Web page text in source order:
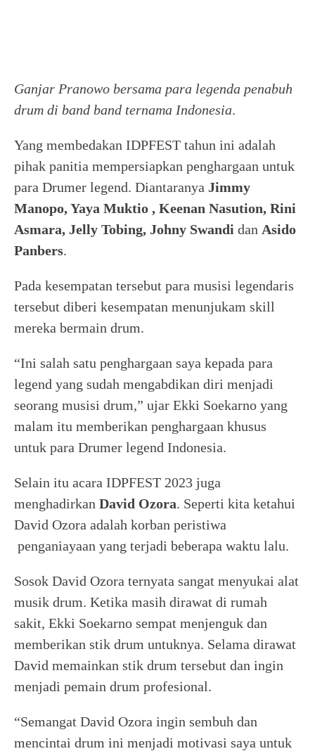
Ganjar Pranowo bersama para legenda penabuh
drum di band band ternama Indonesia.
Yang membedakan IDPFEST tahun ini adalah
pihak panitia mempersiapkan penghargaan untuk
para Drumer legend. Diantaranya Jimmy
Manopo, Yaya Muktio , Keenan Nasution, Rini
Asmara, Jelly Tobing, Johny Swandi dan Asido
Panbers.
Pada kesempatan tersebut para musisi legendaris
tersebut diberi kesempatan menunjukam skill
mereka bermain drum.
“Ini salah satu penghargaan saya kepada para
legend yang sudah mengabdikan diri menjadi
seorang musisi drum,” ujar Ekki Soekarno yang
malam itu memberikan penghargaan khusus
untuk para Drumer legend Indonesia.
Selain itu acara IDPFEST 2023 juga
menghadirkan David Ozora. Seperti kita ketahui
David Ozora adalah korban peristiwa
penganiayaan yang terjadi beberapa waktu lalu.
Sosok David Ozora ternyata sangat menyukai alat
musik drum. Ketika masih dirawat di rumah
sakit, Ekki Soekarno sempat menjenguk dan
memberikan stik drum untuknya. Selama dirawat
David memainkan stik drum tersebut dan ingin
menjadi pemain drum profesional.
“Semangat David Ozora ingin sembuh dan
mencintai drum ini menjadi motivasi saya untuk